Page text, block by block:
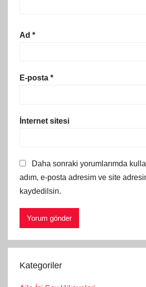
Ad *
E-posta *
İnternet sitesi
Daha sonraki yorumlarımda
adım, e-posta adresim ve site
kaydedilsin.
Kategoriler